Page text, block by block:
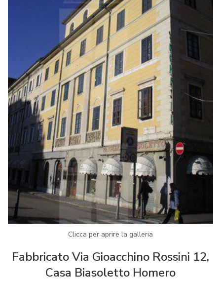
Clicca per aprire la galleria
Fabbricato Via Gioacchino Rossini 12,
Casa Biasoletto Homero